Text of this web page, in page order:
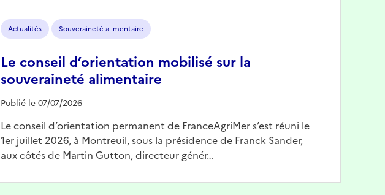
Actualités Souveraineté alimentaire
Le conseil d’orientation mobilisé sur la
souveraineté alimentaire
Publié le 07/07/2026
Le conseil d’orientation permanent de FranceAgriMer s’est réuni le
1er juillet 2026, à Montreuil, sous la présidence de Franck Sander,
aux côtés de Martin Gutton, directeur génér…